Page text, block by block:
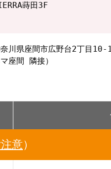
蒔田3F
川県座間市広野台2丁目10-
座間 隣接）
意）